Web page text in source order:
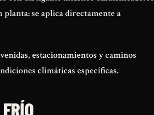
se aplica directamente a
estacionamientos y caminos
climáticas específicas.